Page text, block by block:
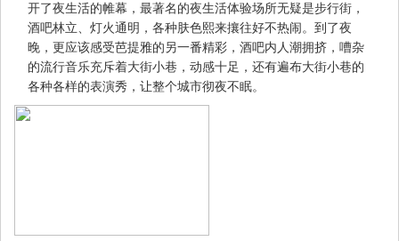
开了夜生活的帷幕，最著名的夜生活体验场所无疑是步行街，
酒吧林立、灯火通明，各种肤色熙来攘往好不热闹。到了夜
晚，更应该感受芭提雅的另一番精彩，酒吧内人潮拥挤，嘈杂
的流行音乐充斥着大街小巷，动感十足，还有遍布大街小巷的
各种各样的表演秀，让整个城市彻夜不眠。